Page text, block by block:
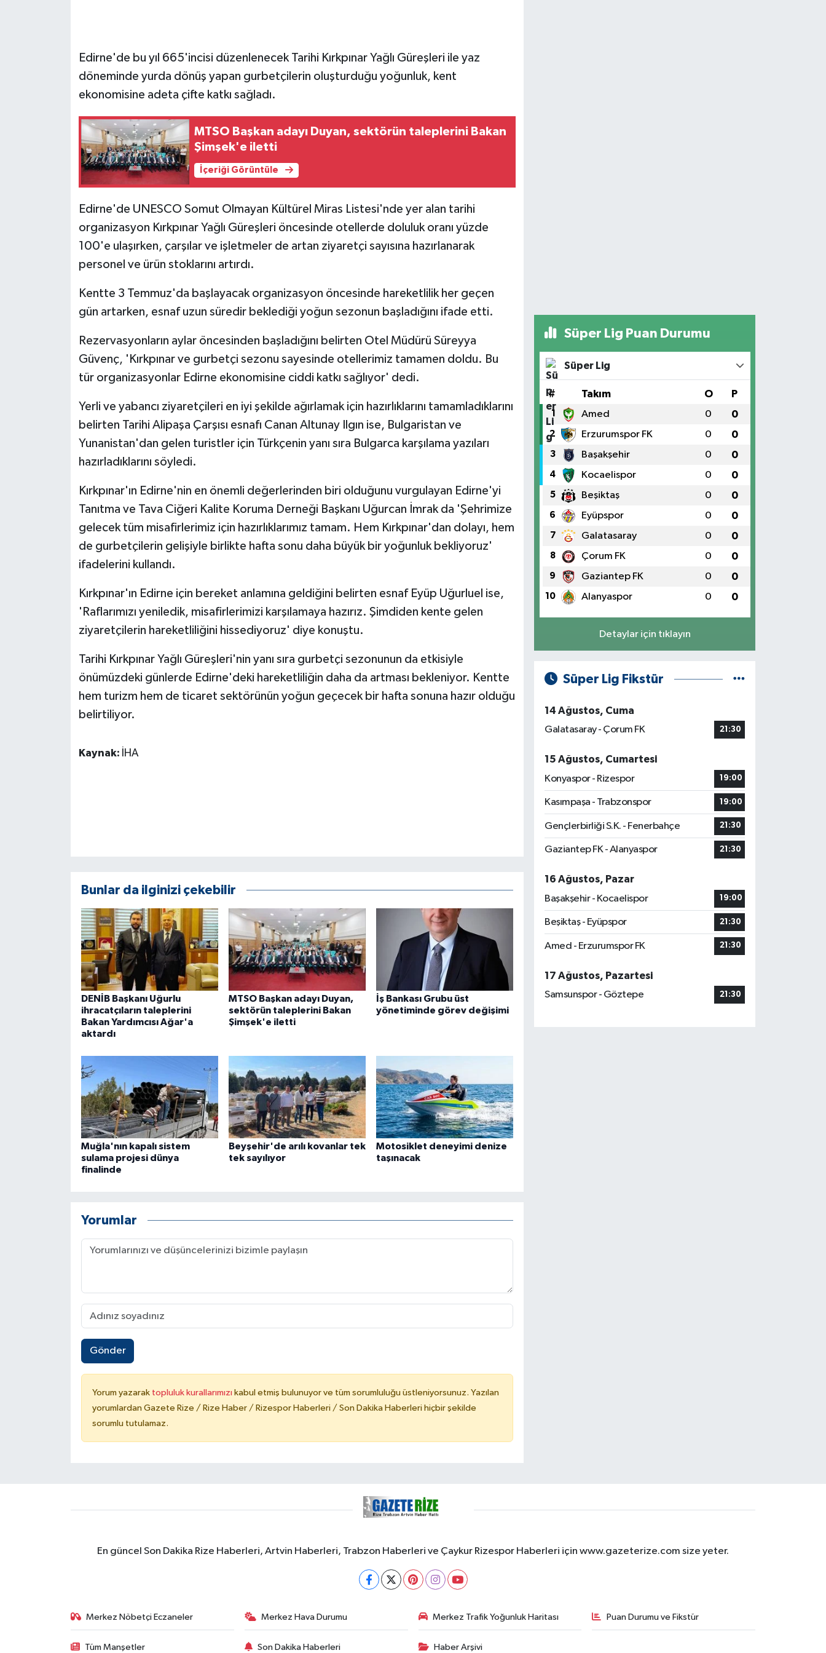
Edirne'de bu yıl 665'incisi düzenlenecek Tarihi Kırkpınar Yağlı Güreşleri ile yaz
döneminde yurda dönüş yapan gurbetçilerin oluşturduğu yoğunluk, kent
ekonomisine adeta çifte katkı sağladı.
MTSO Başkan adayı Duyan, sektörün taleplerini Bakan
Şimşek'e iletti
İçeriği Görüntüle
Edirne'de UNESCO Somut Olmayan Kültürel Miras Listesi'nde yer alan tarihi
organizasyon Kırkpınar Yağlı Güreşleri öncesinde otellerde doluluk oranı yüzde
100'e ulaşırken, çarşılar ve işletmeler de artan ziyaretçi sayısına hazırlanarak
personel ve ürün stoklarını artırdı.
Kentte 3 Temmuz'da başlayacak organizasyon öncesinde hareketlilik her geçen
gün artarken, esnaf uzun süredir beklediği yoğun sezonun başladığını ifade etti.
Rezervasyonların aylar öncesinden başladığını belirten Otel Müdürü Süreyya
Güvenç, 'Kırkpınar ve gurbetçi sezonu sayesinde otellerimiz tamamen doldu. Bu
tür organizasyonlar Edirne ekonomisine ciddi katkı sağlıyor' dedi.
Yerli ve yabancı ziyaretçileri en iyi şekilde ağırlamak için hazırlıklarını tamamladıklarını
belirten Tarihi Alipaşa Çarşısı esnafı Canan Altunay Ilgın ise, Bulgaristan ve
Yunanistan'dan gelen turistler için Türkçenin yanı sıra Bulgarca karşılama yazıları
hazırladıklarını söyledi.
Kırkpınar'ın Edirne'nin en önemli değerlerinden biri olduğunu vurgulayan Edirne'yi
Tanıtma ve Tava Ciğeri Kalite Koruma Derneği Başkanı Uğurcan İmrak da 'Şehrimize
gelecek tüm misafirlerimiz için hazırlıklarımız tamam. Hem Kırkpınar'dan dolayı, hem
de gurbetçilerin gelişiyle birlikte hafta sonu daha büyük bir yoğunluk bekliyoruz'
ifadelerini kullandı.
Kırkpınar'ın Edirne için bereket anlamına geldiğini belirten esnaf Eyüp Uğurluel ise,
'Raflarımızı yeniledik, misafirlerimizi karşılamaya hazırız. Şimdiden kente gelen
ziyaretçilerin hareketliliğini hissediyoruz' diye konuştu.
Tarihi Kırkpınar Yağlı Güreşleri'nin yanı sıra gurbetçi sezonunun da etkisiyle
önümüzdeki günlerde Edirne'deki hareketliliğin daha da artması bekleniyor. Kentte
hem turizm hem de ticaret sektörünün yoğun geçecek bir hafta sonuna hazır olduğu
belirtiliyor.
Kaynak: İHA
Bunlar da ilginizi çekebilir
DENİB Başkanı Uğurlu
ihracatçıların taleplerini
Bakan Yardımcısı Ağar'a
aktardı
MTSO Başkan adayı Duyan,
sektörün taleplerini Bakan
Şimşek'e iletti
İş Bankası Grubu üst
yönetiminde görev değişimi
Muğla'nın kapalı sistem
sulama projesi dünya
finalinde
Beyşehir'de arılı kovanlar tek
tek sayılıyor
Motosiklet deneyimi denize
taşınacak
Yorumlar
Gönder
Yorum yazarak topluluk kurallarımızı kabul etmiş bulunuyor ve tüm sorumluluğu üstleniyorsunuz. Yazılan
yorumlardan Gazete Rize / Rize Haber / Rizespor Haberleri / Son Dakika Haberleri hiçbir şekilde
sorumlu tutulamaz.
Süper Lig Puan Durumu
Süper Lig
# Takım O P
1 Amed 0 0
2 Erzurumspor FK 0 0
3 Başakşehir 0 0
4 Kocaelispor 0 0
5 Beşiktaş 0 0
6 Eyüpspor 0 0
7 Galatasaray 0 0
8 Çorum FK 0 0
9 Gaziantep FK 0 0
10 Alanyaspor 0 0
Detaylar için tıklayın
Süper Lig Fikstür
14 Ağustos, Cuma
Galatasaray - Çorum FK
21:30
15 Ağustos, Cumartesi
Konyaspor - Rizespor
19:00
Kasımpaşa - Trabzonspor 19:00
Gençlerbirliği S.K. - Fenerbahçe 21:30
Gaziantep FK - Alanyaspor 21:30
16 Ağustos, Pazar
Başakşehir - Kocaelispor
19:00
Beşiktaş - Eyüpspor 21:30
Amed - Erzurumspor FK 21:30
17 Ağustos, Pazartesi
Samsunspor - Göztepe
21:30
En güncel Son Dakika Rize Haberleri, Artvin Haberleri, Trabzon Haberleri ve Çaykur Rizespor Haberleri için www.gazeterize.com size yeter.
Merkez Nöbetçi Eczaneler Merkez Hava Durumu Merkez Trafik Yoğunluk Haritası Puan Durumu ve Fikstür
Tüm Manşetler Son Dakika Haberleri Haber Arşivi
GÜNDEM
HABERDE İNSAN
İş Dünyası
MAGAZİN
Otomobil
POLİTİKA
SPOR HABERLERİ
ÜLKE GÜNDEMİ
Yerel Haberler